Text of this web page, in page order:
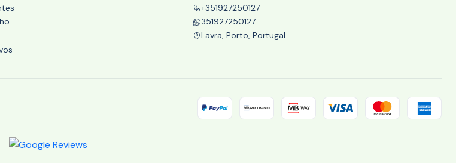
+351927250127
351927250127
Lavra, Porto, Portugal